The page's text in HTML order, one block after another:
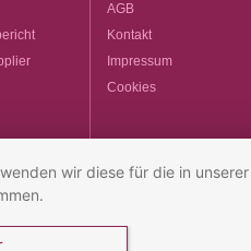
AGB
Kontakt
Impressum
Cookies
wir diese für die in unserer